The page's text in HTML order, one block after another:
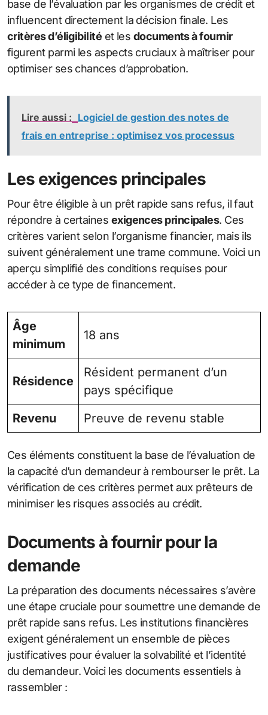
base de l’évaluation par les organismes de crédit et
influencent directement la décision finale. Les
critères d’éligibilité et les documents à fournir
figurent parmi les aspects cruciaux à maîtriser pour
optimiser ses chances d’approbation.
Lire aussi : Logiciel de gestion des notes de
frais en entreprise : optimisez vos processus
Les exigences principales
Pour être éligible à un prêt rapide sans refus, il faut
répondre à certaines exigences principales. Ces
critères varient selon l’organisme financier, mais ils
suivent généralement une trame commune. Voici un
aperçu simplifié des conditions requises pour
accéder à ce type de financement.
Âge
minimum
18 ans
Résidence
Résident permanent d’un
pays spécifique
Revenu
Preuve de revenu stable
Ces éléments constituent la base de l’évaluation de
la capacité d’un demandeur à rembourser le prêt. La
vérification de ces critères permet aux prêteurs de
minimiser les risques associés au crédit.
Documents à fournir pour la
demande
La préparation des documents nécessaires s’avère
une étape cruciale pour soumettre une demande de
prêt rapide sans refus. Les institutions financières
exigent généralement un ensemble de pièces
justificatives pour évaluer la solvabilité et l’identité
du demandeur. Voici les documents essentiels à
rassembler :